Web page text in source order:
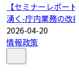
【セミナーレポー
湧く-庁内業務の改
2026-04-20
情報政策